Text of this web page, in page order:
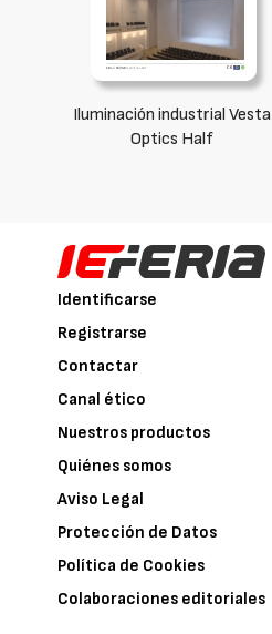
Iluminación industrial Vesta
Optics Half
Identificarse
Registrarse
Contactar
Canal ético
Nuestros productos
Quiénes somos
Aviso Legal
Protección de Datos
Política de Cookies
Colaboraciones editoriales